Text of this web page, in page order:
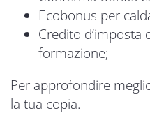
Ecobonus per
Credito d’imposta
formazione;
Per approfondire
la tua copia.